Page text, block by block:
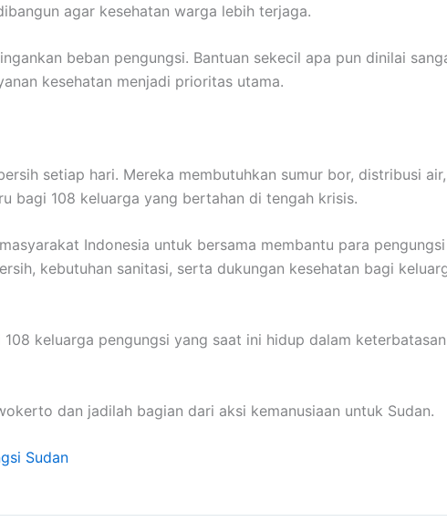
agar kesehatan warga lebih terjaga.
beban pengungsi. Bantuan sekecil apa pun dinilai
kesehatan menjadi prioritas utama.
setiap hari. Mereka membutuhkan sumur bor, distribusi
bagi 108 keluarga yang bertahan di tengah krisis.
Indonesia untuk bersama membantu para
kebutuhan sanitasi, serta dukungan kesehatan bagi
keluarga pengungsi yang saat ini hidup dalam
dan jadilah bagian dari aksi kemanusiaan untuk Sudan.
Sudan